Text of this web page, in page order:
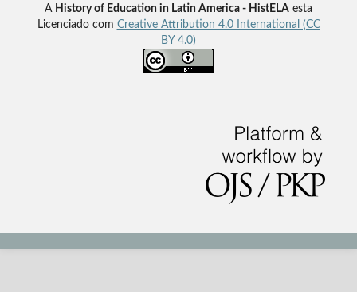
A History of Education in Latin America - HistELA esta
Licenciado com Creative Attribution 4.0 International (CC
BY 4.0)